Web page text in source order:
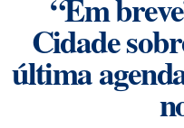
“Em
Cidade
última